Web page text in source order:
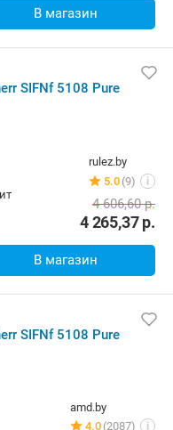
В магазин
SIFNf 5108 Pure
rulez.by
5.0 (9) i
4 265,37р.
4 606,60р.
В магазин
SIFNf 5108 Pure
amd.by
4.0 (2087) i